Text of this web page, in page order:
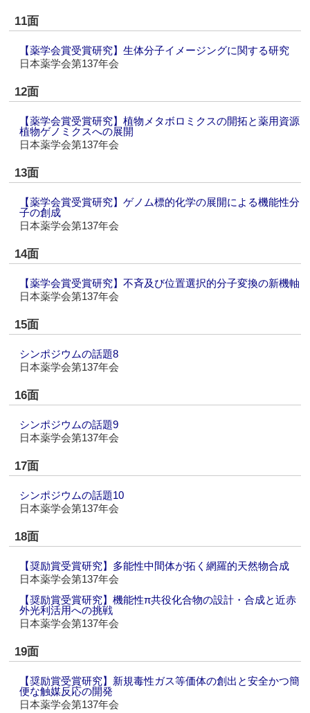
11面
【薬学会賞受賞研究】生体分子イメージングに関する研究
日本薬学会第137年会
12面
【薬学会賞受賞研究】植物メタボロミクスの開拓と薬用資源
植物ゲノミクスへの展開
日本薬学会第137年会
13面
【薬学会賞受賞研究】ゲノム標的化学の展開による機能性分
子の創成
日本薬学会第137年会
14面
【薬学会賞受賞研究】不斉及び位置選択的分子変換の新機軸
日本薬学会第137年会
15面
シンポジウムの話題8
日本薬学会第137年会
16面
シンポジウムの話題9
日本薬学会第137年会
17面
シンポジウムの話題10
日本薬学会第137年会
18面
【奨励賞受賞研究】多能性中間体が拓く網羅的天然物合成
日本薬学会第137年会
【奨励賞受賞研究】機能性π共役化合物の設計・合成と近赤
外光利活用への挑戦
日本薬学会第137年会
19面
【奨励賞受賞研究】新規毒性ガス等価体の創出と安全かつ簡
便な触媒反応の開発
日本薬学会第137年会